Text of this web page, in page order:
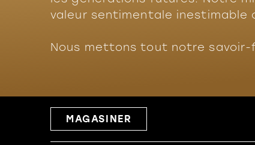
valeur sentimentale
Nous mettons tout notre
MAGASINER